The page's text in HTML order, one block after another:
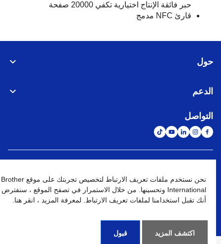
حبر فائقة الإنتاج اختيارية تكفي 20000 صفحة
قارئ NFC مدمج
حول
الدعم
التواصل
نهج الخصوصية شروط الإستخدام خريطة الموقع الإنتقال إلى الموقع العالمي
2026
©
نحن نستخدم ملفات تعريف الارتباط لتخصيص تجربتك على موقع Brother
International وتحسينها. من خلال الاستمرار في تصفح الموقع ، سنفترض
أنك تقبل استخدامنا لملفات تعريف الارتباط. لمعرفة المزيد ، انقر هنا.
اكتشف المزيد قبول